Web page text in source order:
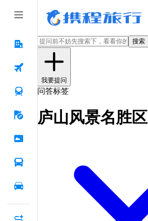
搜索
我要提问
问答标签
庐山风景名胜区